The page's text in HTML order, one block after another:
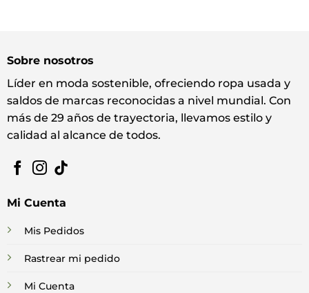
Sobre nosotros
Líder en moda sostenible, ofreciendo ropa usada y
saldos de marcas reconocidas a nivel mundial. Con
más de 29 años de trayectoria, llevamos estilo y
calidad al alcance de todos.
Mi Cuenta
Mis Pedidos
Rastrear mi pedido
Mi Cuenta